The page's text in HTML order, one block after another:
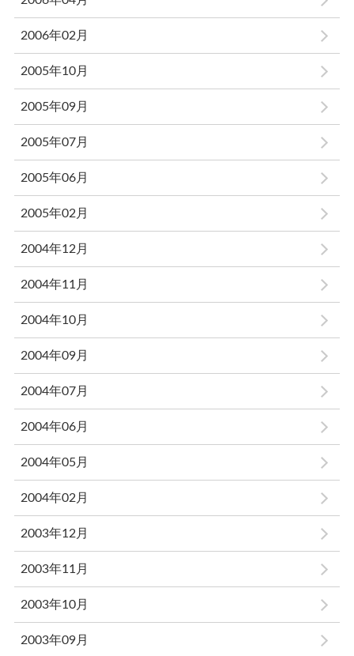
2006年02月
2005年10月
2005年09月
2005年07月
2005年06月
2005年02月
2004年12月
2004年11月
2004年10月
2004年09月
2004年07月
2004年06月
2004年05月
2004年02月
2003年12月
2003年11月
2003年10月
2003年09月